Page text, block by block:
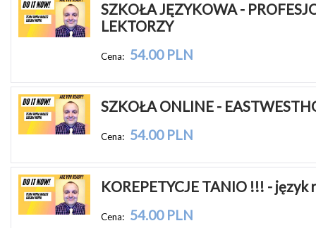
SZKOŁA JĘZYKOWA -
LEKTORZY
Cena: 54.00 PLN
SZKOŁA ONLINE -
Cena: 54.00 PLN
KOREPETYCJE TANIO !!! - język
Cena: 54.00 PLN